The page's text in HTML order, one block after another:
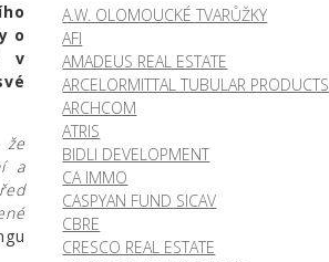
o
v
že
a
A.W. OLOMOUCKÉ TVARŮŽKY
AFI
AMADEUS REAL ESTATE
ARCELORMITTAL TUBULAR PRODUCTS
ARCHCOM
ATRIS
BIDLI DEVELOPMENT
CA IMMO
CASPYAN FUND SICAV
CBRE
CRESCO REAL ESTATE